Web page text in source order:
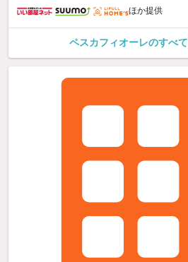
ほか提供
ペスカフィオーレのすべ